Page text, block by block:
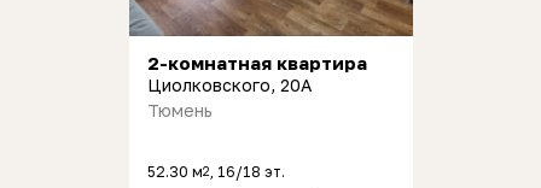
2-комнатная квартира
Циолковского, 20А
Тюмень
52.30 м2 , 16/18 эт.